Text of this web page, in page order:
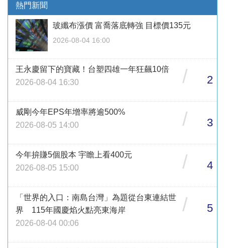
熱門新聞
玻纖布漲價 富喬落底轉強 目標價135元
2026-08-04 16:00
王永慶留下的寶藏！台塑四雄一年狂飆10倍
2026-08-04 16:30
/ 2
威剛今年EPS年增率將逾500%
2026-08-05 14:00
/ 3
今年拚賺5個股本 宇瞻上看400元
2026-08-05 15:00
/ 4
「世界的入口：南島台灣」為題從台東連結世
界 115年國慶焰火點亮東海岸
2026-08-04 00:06
/ 5